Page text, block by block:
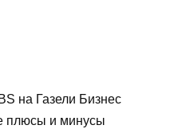
на Газели Бизнес
плюсы и минусы